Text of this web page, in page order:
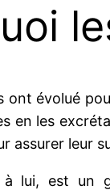
ont évolué
en les
assurer leur
à lui, est un